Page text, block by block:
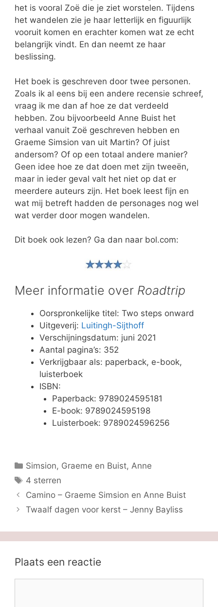
het is vooral Zoë die je ziet worstelen. Tijdens
het wandelen zie je haar letterlijk en figuurlijk
vooruit komen en erachter komen wat ze echt
belangrijk vindt. En dan neemt ze haar
beslissing.
Het boek is geschreven door twee personen.
Zoals ik al eens bij een andere recensie schreef,
vraag ik me dan af hoe ze dat verdeeld
hebben. Zou bijvoorbeeld Anne Buist het
verhaal vanuit Zoë geschreven hebben en
Graeme Simsion van uit Martin? Of juist
andersom? Of op een totaal andere manier?
Geen idee hoe ze dat doen met zijn tweeën,
maar in ieder geval valt het niet op dat er
meerdere auteurs zijn. Het boek leest fijn en
wat mij betreft hadden de personages nog wel
wat verder door mogen wandelen.
Dit boek ook lezen? Ga dan naar bol.com:
Meer informatie over Roadtrip
Oorspronkelijke titel: Two steps onward
Uitgeverij: Luitingh-Sijthoff
Verschijningsdatum: juni 2021
Aantal pagina’s: 352
Verkrijgbaar als: paperback, e-book,
luisterboek
ISBN:
Paperback: 9789024595181
E-book: 9789024595198
Luisterboek: 9789024596256
Categorieën
Simsion, Graeme en Buist, Anne
Tags
4 sterren
Camino – Graeme Simsion en Anne Buist
Twaalf dagen voor kerst – Jenny Bayliss
Plaats een reactie